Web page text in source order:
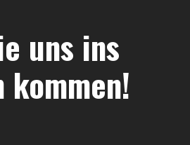
uns ins
kommen!